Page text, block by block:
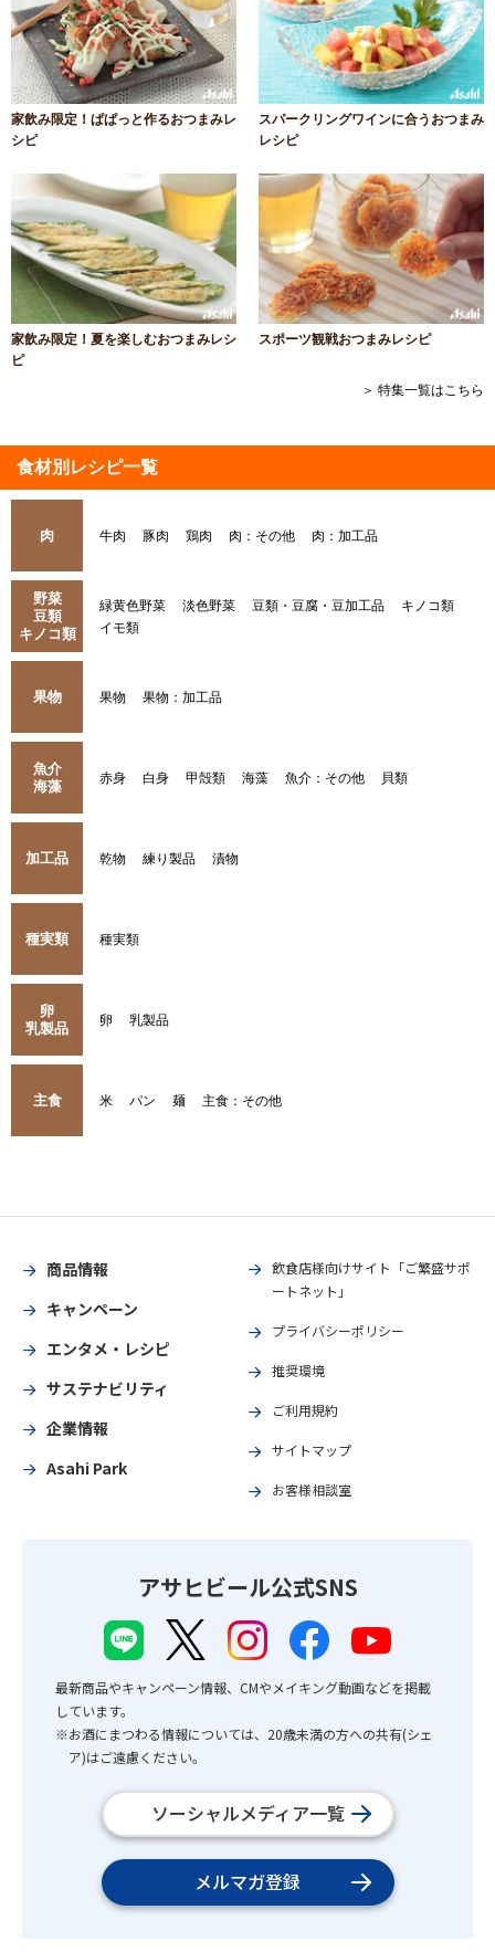
家飲み限定！ぱぱっと作るおつまみレ
シピ
スパークリングワインに合うおつまみ
レシピ
家飲み限定！夏を楽しむおつまみレシ
ピ
スポーツ観戦おつまみレシピ
＞ 特集一覧はこちら
食材別レシピ一覧
肉 牛肉 豚肉 鶏肉 肉：その他 肉：加工品
野菜
豆類
キノコ類
緑黄色野菜 淡色野菜 豆類・豆腐・豆加工品
キノコ類
イモ類
果物 果物 果物：加工品
魚介
海藻
赤身 白身 甲殻類 海藻 魚介：その他 貝類
加工品 乾物 練り製品 漬物
種実類 種実類
卵
乳製品
卵 乳製品
主食 米 パン 麺 主食：その他
商品情報
キャンペーン
エンタメ・レシピ
サステナビリティ
企業情報
Asahi Park
飲食店様向けサイト「ご繁盛サポ
ートネット」
プライバシーポリシー
推奨環境
ご利用規約
サイトマップ
お客様相談室
アサヒビール公式SNS
最新商品やキャンペーン情報、CMやメイキング動画などを掲載
しています。
※お酒にまつわる情報については、20歳未満の方への共有(シェ
ア)はご遠慮ください。
ソーシャルメディア一覧
メルマガ登録